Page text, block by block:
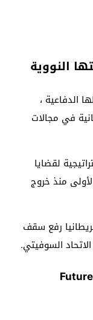
النووية
الدفاعية ،
في مجالات
لقضايا
منذ خروج
رفع سقف
السوفيتي.
إطلاق وحدة بحرية جديدة تسمى Future